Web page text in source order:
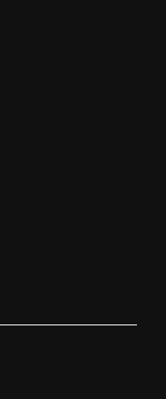
de mis datos para